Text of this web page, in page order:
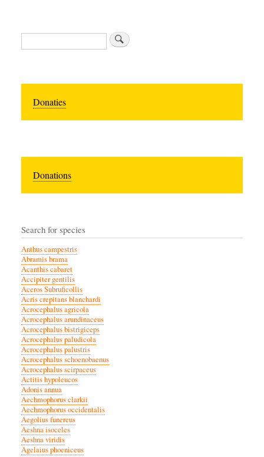
Zoeken
Donaties
Donations
Search for species
Anthus campestris
Abramis brama
Acanthis cabaret
Accipiter gentilis
Aceros Subruficollis
Acris crepitans blanchardi
Acrocephalus agricola
Acrocephalus arundinaceus
Acrocephalus bistrigiceps
Acrocephalus paludicola
Acrocephalus palustris
Acrocephalus schoenobaenus
Acrocephalus scirpaceus
Actitis hypoleucos
Adonis annua
Aechmophorus clarkii
Aechmophorus occidentalis
Aegolius funereus
Aeshna isoceles
Aeshna viridis
Agelaius phoeniceus